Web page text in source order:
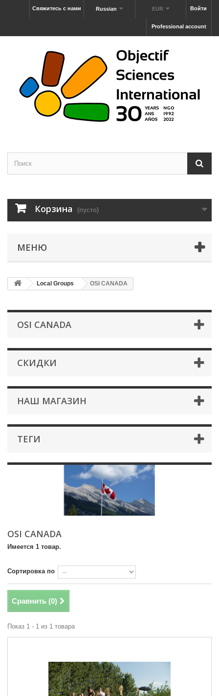
Войти
EUR
Russian
Свяжитесь с нами
Professional account
Корзина (пусто)
МЕНЮ
Local Groups OSI CANADA
OSI CANADA
СКИДКИ
НАШ МАГАЗИН
ТЕГИ
OSI CANADA
Имеется 1 товар.
Сортировка по
Сравнить (0)
Показ 1 - 1 из 1 товара